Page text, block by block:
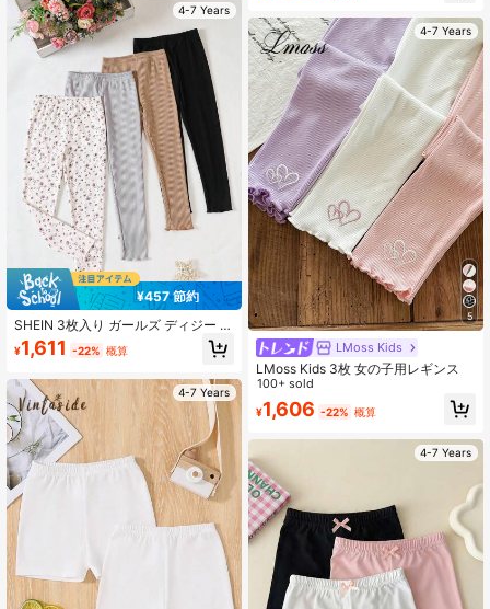
4-7 Years
¥457 節約
SHEIN 3枚入り ガールズ ディジー フ
ローラル & ソリッドブラウン リブ ウ
エストゴム レギンス、クラシック &
¥1,611 -22% 概算
4-7 Years
4-7 Years
5
LMoss Kids
LMoss Kids 3枚 女の子用レギンス
100+ sold
¥1,606 -22% 概算
4-7 Years